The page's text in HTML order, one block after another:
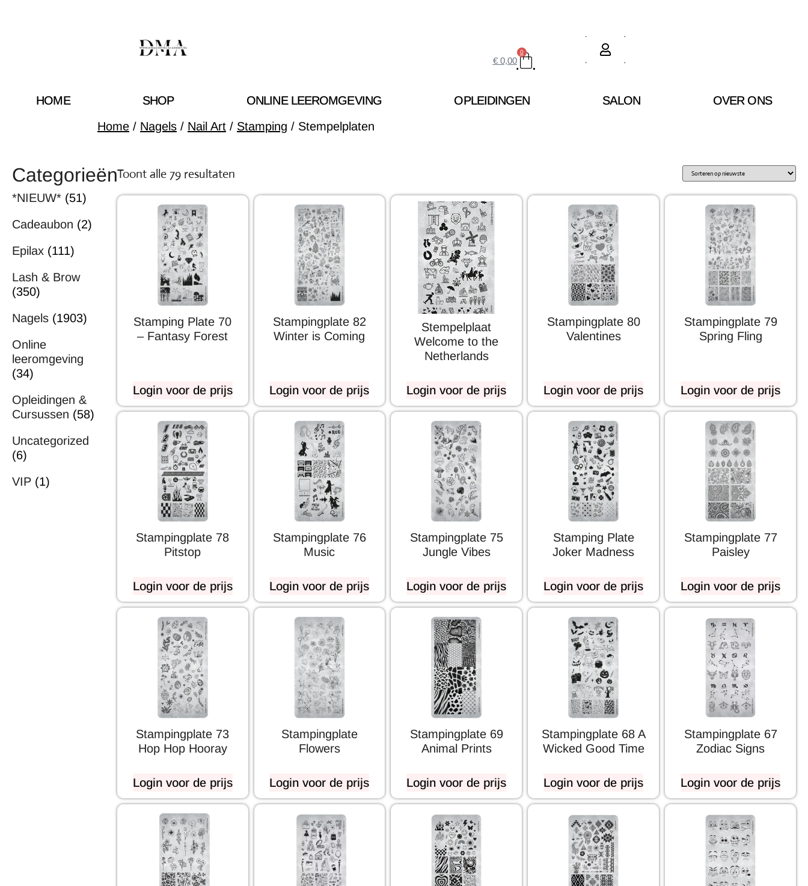
€0,00
0
HOME SHOP ONLINE LEEROMGEVING OPLEIDINGEN SALON
OVER ONS
Home / Nagels / Nail Art / Stamping / Stempelplaten
Categorieën
*NIEUW* (51)
Cadeaubon (2)
Epilax (111)
Lash & Brow
(350)
Nagels (1903)
Online
leeromgeving
(34)
Opleidingen &
Cursussen (58)
Uncategorized
(6)
VIP (1)
Toont alle 79 resultaten
Stamping Plate 70
– Fantasy Forest
Login voor de prijs
Stampingplate 82
Winter is Coming
Login voor de prijs
Stempelplaat
Welcome to the
Netherlands
Login voor de prijs
Stampingplate 80
Valentines
Login voor de prijs
Stampingplate 79
Spring Fling
Login voor de prijs
Stampingplate 78
Pitstop
Login voor de prijs
Stampingplate 76
Music
Login voor de prijs
Stampingplate 75
Jungle Vibes
Login voor de prijs
Stamping Plate
Joker Madness
Login voor de prijs
Stampingplate 77
Paisley
Login voor de prijs
Stampingplate 73
Hop Hop Hooray
Login voor de prijs
Stampingplate
Flowers
Login voor de prijs
Stampingplate 69
Animal Prints
Login voor de prijs
Stampingplate 68 A
Wicked Good Time
Login voor de prijs
Stampingplate 67
Zodiac Signs
Login voor de prijs